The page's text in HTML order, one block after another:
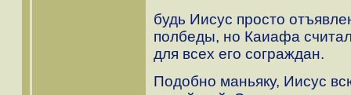
будь Иисус просто
полбеды, но Каиафа
для всех его сограждан.
Подобно маньяку, Иисус